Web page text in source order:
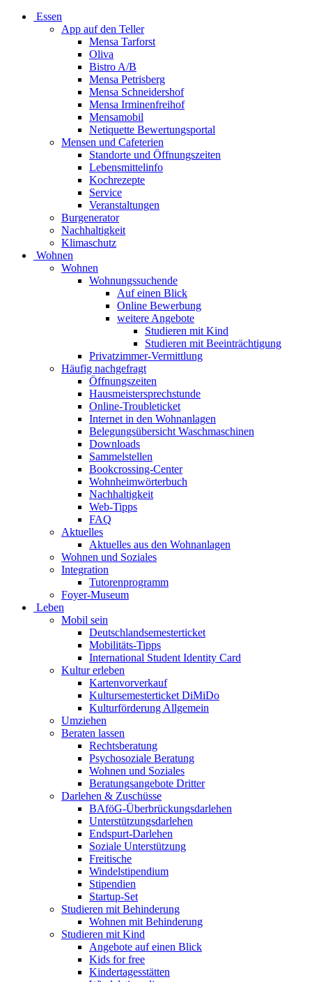
Essen
App auf den Teller
Mensa Tarforst
Oliva
Bistro A/B
Mensa Petrisberg
Mensa Schneidershof
Mensa Irminenfreihof
Mensamobil
Netiquette Bewertungsportal
Mensen und Cafeterien
Standorte und Öffnungszeiten
Lebensmittelinfo
Kochrezepte
Service
Veranstaltungen
Burgenerator
Nachhaltigkeit
Klimaschutz
Wohnen
Wohnen
Wohnungssuchende
Auf einen Blick
Online Bewerbung
weitere Angebote
Studieren mit Kind
Studieren mit Beeinträchtigung
Privatzimmer-Vermittlung
Häufig nachgefragt
Öffnungszeiten
Hausmeistersprechstunde
Online-Troubleticket
Internet in den Wohnanlagen
Belegungsübersicht Waschmaschinen
Downloads
Sammelstellen
Bookcrossing-Center
Wohnheimwörterbuch
Nachhaltigkeit
Web-Tipps
FAQ
Aktuelles
Aktuelles aus den Wohnanlagen
Wohnen und Soziales
Integration
Tutorenprogramm
Foyer-Museum
Leben
Mobil sein
Deutschlandsemesterticket
Mobilitäts-Tipps
International Student Identity Card
Kultur erleben
Kartenvorverkauf
Kultursemesterticket DiMiDo
Kulturförderung Allgemein
Umziehen
Beraten lassen
Rechtsberatung
Psychosoziale Beratung
Wohnen und Soziales
Beratungsangebote Dritter
Darlehen & Zuschüsse
BAföG-Überbrückungsdarlehen
Unterstützungsdarlehen
Endspurt-Darlehen
Soziale Unterstützung
Freitische
Windelstipendium
Stipendien
Startup-Set
Studieren mit Behinderung
Wohnen mit Behinderung
Studieren mit Kind
Angebote auf einen Blick
Kids for free
Kindertagesstätten